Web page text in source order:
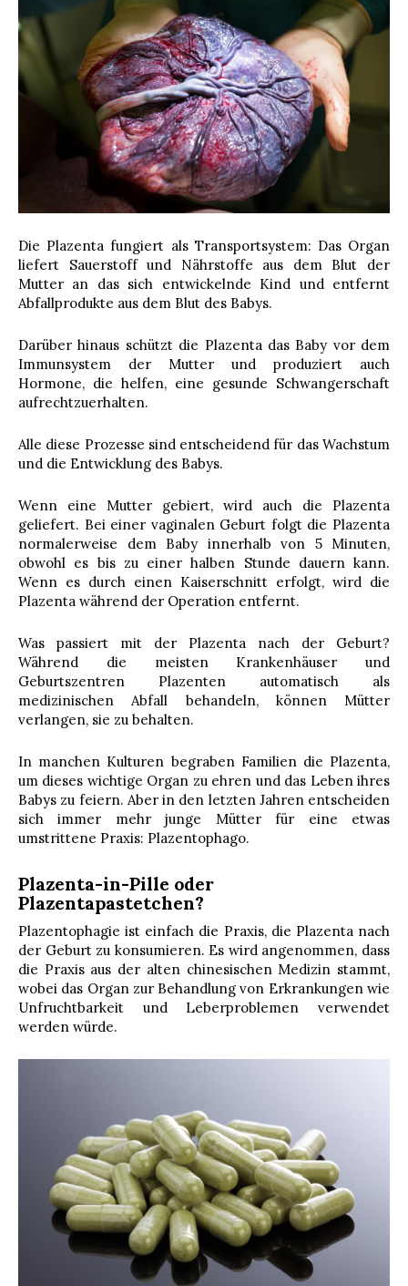
Die Plazenta fungiert als Transportsystem: Das Organ
liefert Sauerstoff und Nährstoffe aus dem Blut der
Mutter an das sich entwickelnde Kind und entfernt
Abfallprodukte aus dem Blut des Babys.
Darüber hinaus schützt die Plazenta das Baby vor dem
Immunsystem der Mutter und produziert auch
Hormone, die helfen, eine gesunde Schwangerschaft
aufrechtzuerhalten.
Alle diese Prozesse sind entscheidend für das Wachstum
und die Entwicklung des Babys.
Wenn eine Mutter gebiert, wird auch die Plazenta
geliefert. Bei einer vaginalen Geburt folgt die Plazenta
normalerweise dem Baby innerhalb von 5 Minuten,
obwohl es bis zu einer halben Stunde dauern kann.
Wenn es durch einen Kaiserschnitt erfolgt, wird die
Plazenta während der Operation entfernt.
Was passiert mit der Plazenta nach der Geburt?
Während die meisten Krankenhäuser und
Geburtszentren Plazenten automatisch als
medizinischen Abfall behandeln, können Mütter
verlangen, sie zu behalten.
In manchen Kulturen begraben Familien die Plazenta,
um dieses wichtige Organ zu ehren und das Leben ihres
Babys zu feiern. Aber in den letzten Jahren entscheiden
sich immer mehr junge Mütter für eine etwas
umstrittene Praxis: Plazentophago.
Plazenta-in-Pille oder
Plazentapastetchen?
Plazentophagie ist einfach die Praxis, die Plazenta nach
der Geburt zu konsumieren. Es wird angenommen, dass
die Praxis aus der alten chinesischen Medizin stammt,
wobei das Organ zur Behandlung von Erkrankungen wie
Unfruchtbarkeit und Leberproblemen verwendet
werden würde.